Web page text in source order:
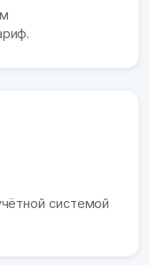
системой